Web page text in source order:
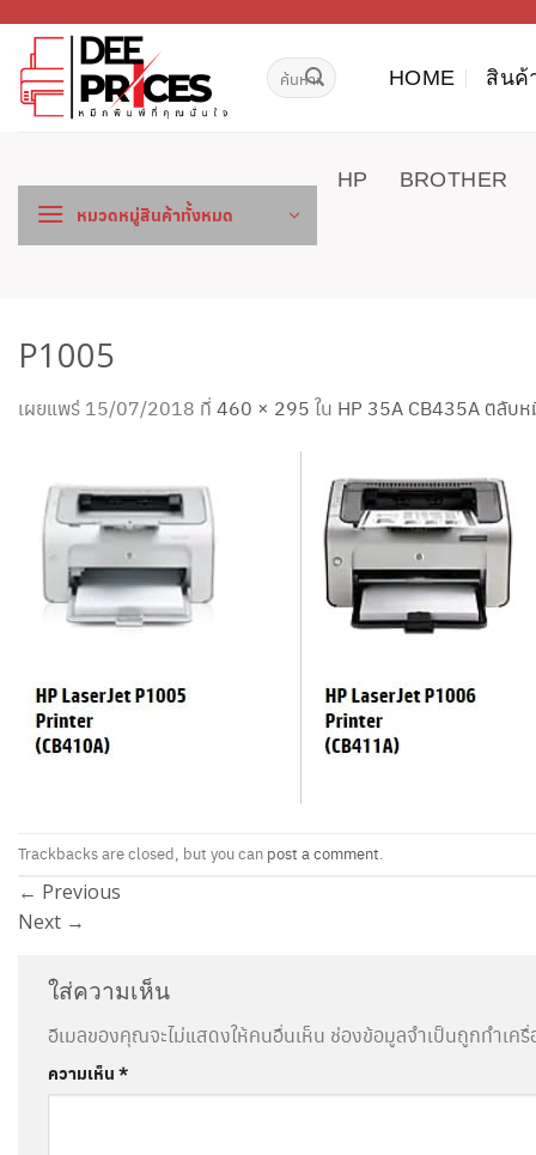
เนื้อหา
ค้นหา: HOME สินค้
หมวดหมู่สินค้าทั้งหมด
HP BROTHER
P1005
เผยแพร่ 15/07/2018 ที่ 460 × 295 ใน HP 35A CB435A ตลับ
Trackbacks are closed, but you can post a comment.
← Previous
Next →
ใส่ความเห็น
อีเมลของคุณจะไม่แสดงให้คนอื่นเห็น ช่องข้อมูลจำเป็นถูกทำเค
ความเห็น*